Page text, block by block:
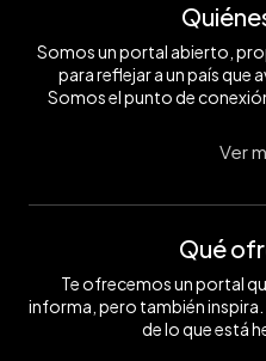
Somos un portal abierto,
para reflejar a un país que
Somos el punto de
Ver
Qué
Te ofrecemos un portal
informa, pero también
de lo que está